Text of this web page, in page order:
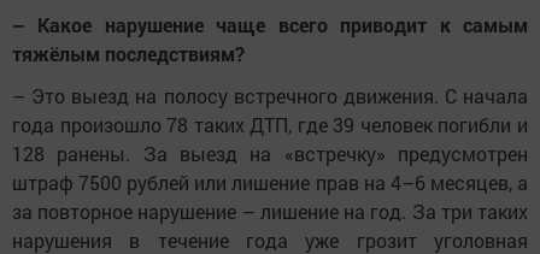
– Какое нарушение чаще всего приводит к самым
тяжёлым последствиям?
– Это выезд на полосу встречного движения. С начала
года произошло 78 таких ДТП, где 39 человек погибли и
128 ранены. За выезд на «встречку» предусмотрен
штраф 7500 рублей или лишение прав на 4–6 месяцев, а
за повторное нарушение – лишение на год. За три таких
нарушения в течение года уже грозит уголовная